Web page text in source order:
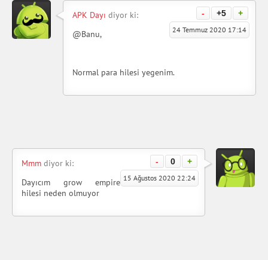
- +5 +
APK Dayı diyor ki:
24 Temmuz 2020 17:14
@Banu,
Normal para hilesi yegenim.
- 0 +
Mmm diyor ki:
15 Ağustos 2020 22:24
Dayıcım grow empire
hilesi neden olmuyor